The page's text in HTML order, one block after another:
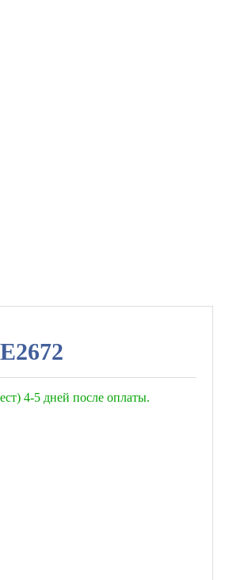
4-5 дней после оплаты.